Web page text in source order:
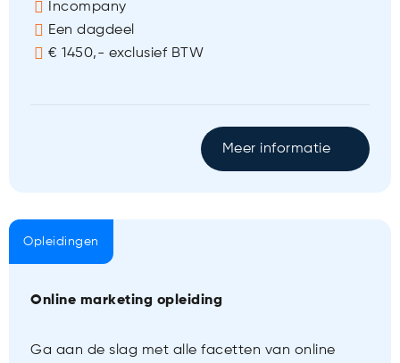
Incompany
Een dagdeel
€ 1450,- exclusief BTW
Meer informatie
Opleidingen
Online marketing opleiding
Ga aan de slag met alle facetten van online